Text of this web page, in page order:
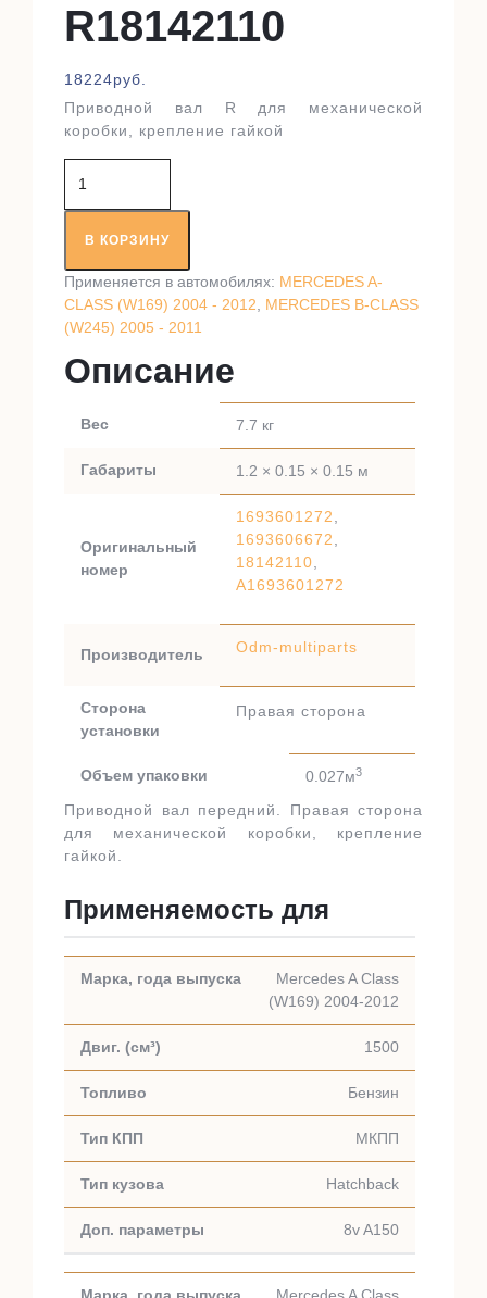
R18142110
18224руб.
Приводной вал R для механической
коробки, крепление гайкой
товара
Приводной
валВ КОРЗИНУ
Применяется в автомобилях: MERCEDES A-
CLASS (W169) 2004 - 2012
MERCEDES B-CLASS
(W245) 2005 - 2011
Описание
Вес 7.7 кг
Габариты 1.2 × 0.15 × 0.15 м
Оригинальный
номер
1693601272
1693606672
18142110
A1693601272
Производитель Odm-multiparts
Сторона
установки
Правая сторона
Объем упаковки 0.027м3
Приводной вал передний. Правая сторона
для механической коробки, крепление
гайкой.
Применяемость для
Mercedes A Class
(W169) 2004-2012
1500
Бензин
МКПП
Hatchback
8v A150